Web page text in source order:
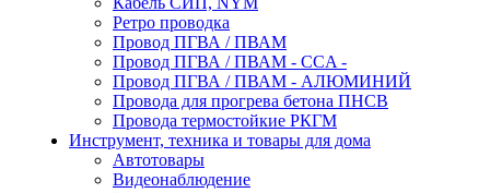
Ретро проводка
Провод ПГВА / ПВАМ
Провод ПГВА / ПВАМ - CCA -
Провод ПГВА / ПВАМ - АЛЮМИНИЙ
Провода для прогрева бетона ПНСВ
Провода термостойкие РКГМ
Инструмент, техника и товары для дома
Автотовары
Видеонаблюдение